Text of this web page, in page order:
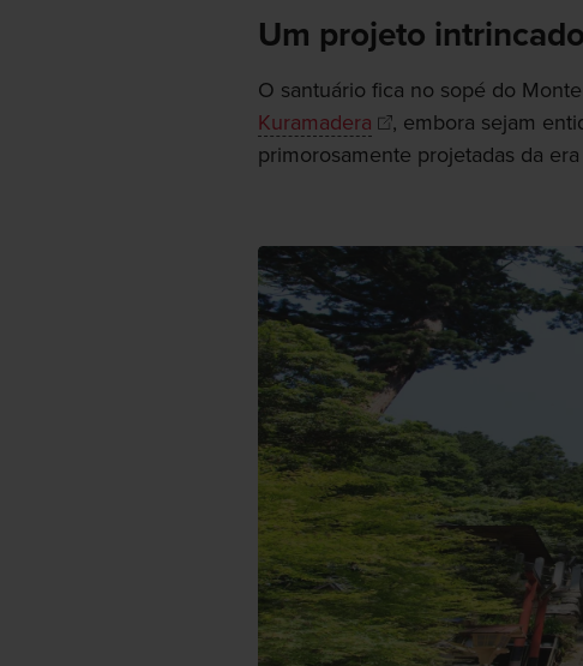
Um projeto intrincado
O santuário fica no sopé do
Kuramadera
, embora sejam
primorosamente projetadas da